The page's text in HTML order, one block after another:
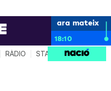
ara mateix
18:10
RÀDIO STAR SYSTEM